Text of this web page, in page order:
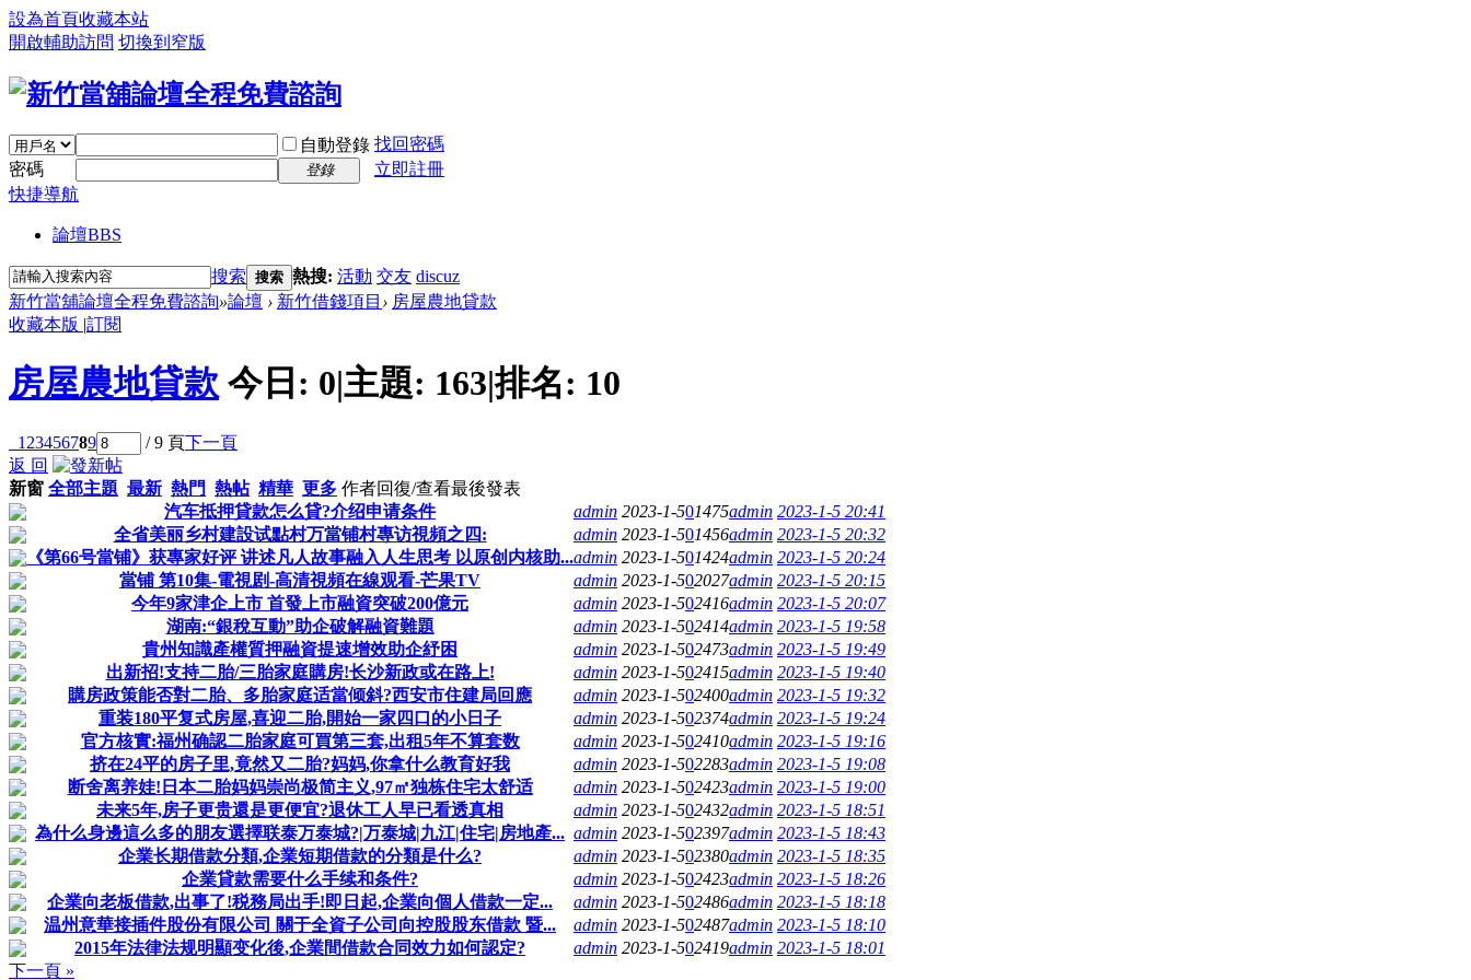
設為首頁收藏本站
開啟輔助訪問 切換到窄版
自動登錄 找回密碼
密碼
登錄
立即註冊
快捷導航
論壇BBS
搜索 搜索 熱搜: 活動 交友 discuz
新竹當舖論壇全程免費諮詢»論壇 › 新竹借錢項目 › 房屋農地貸款
收藏本版 |訂閱
房屋農地貸款 今日: 0|主題: 163|排名: 10
1 23456789 / 9 頁下一頁
返 回
新窗 全部主題 最新 熱門 熱帖 精華 更多 作者回復/查看最後發表
汽车抵押貸款怎么貸?介绍申请条件
admin 2023-1-501475admin 2023-1-5 20:41
全省美丽乡村建設试點村万當铺村專访視頻之四:
admin 2023-1-501456admin 2023-1-5 20:32
《第66号當铺》获專家好评 讲述凡人故事融入人生思考 以原创内核助...admin 2023-1-501424admin 2023-1-5 20:24
當铺 第10集-電視剧-高清視頻在線观看-芒果TV
admin 2023-1-502027admin 2023-1-5 20:15
今年9家津企上市 首發上市融資突破200億元
admin 2023-1-502416admin 2023-1-5 20:07
湖南:“銀稅互動”助企破解融資難題
admin 2023-1-502414admin 2023-1-5 19:58
貴州知識產權質押融資提速增效助企紓困
admin 2023-1-502473admin 2023-1-5 19:49
出新招!支持二胎/三胎家庭購房!长沙新政或在路上!
admin 2023-1-502415admin 2023-1-5 19:40
購房政策能否對二胎、多胎家庭适當倾斜?西安市住建局回應
admin 2023-1-502400admin 2023-1-5 19:32
重装180平复式房屋,喜迎二胎,開始一家四口的小日子
admin 2023-1-502374admin 2023-1-5 19:24
官方核實:福州确認二胎家庭可買第三套,出租5年不算套数
admin 2023-1-502410admin 2023-1-5 19:16
挤在24平的房子里,竟然又二胎?妈妈,你拿什么教育好我
admin 2023-1-502283admin 2023-1-5 19:08
断舍离养娃!日本二胎妈妈崇尚极简主义,97㎡独栋住宅太舒适
admin 2023-1-502423admin 2023-1-5 19:00
未来5年,房子更贵還是更便宜?退休工人早已看透真相
admin 2023-1-502432admin 2023-1-5 18:51
為什么身邊這么多的朋友選擇联泰万泰城?|万泰城|九江|住宅|房地產... admin 2023-1-502397admin 2023-1-5 18:43
企業长期借款分類,企業短期借款的分類是什么?
admin 2023-1-502380admin 2023-1-5 18:35
企業貸款需要什么手续和条件?
admin 2023-1-502423admin 2023-1-5 18:26
企業向老板借款,出事了!税務局出手!即日起,企業向個人借款一定...
admin 2023-1-502486admin 2023-1-5 18:18
温州意華接插件股份有限公司 關于全資子公司向控股股东借款 暨...
admin 2023-1-502487admin 2023-1-5 18:10
2015年法律法规明顯变化後,企業間借款合同效力如何認定?
admin 2023-1-502419admin 2023-1-5 18:01
下一頁 »